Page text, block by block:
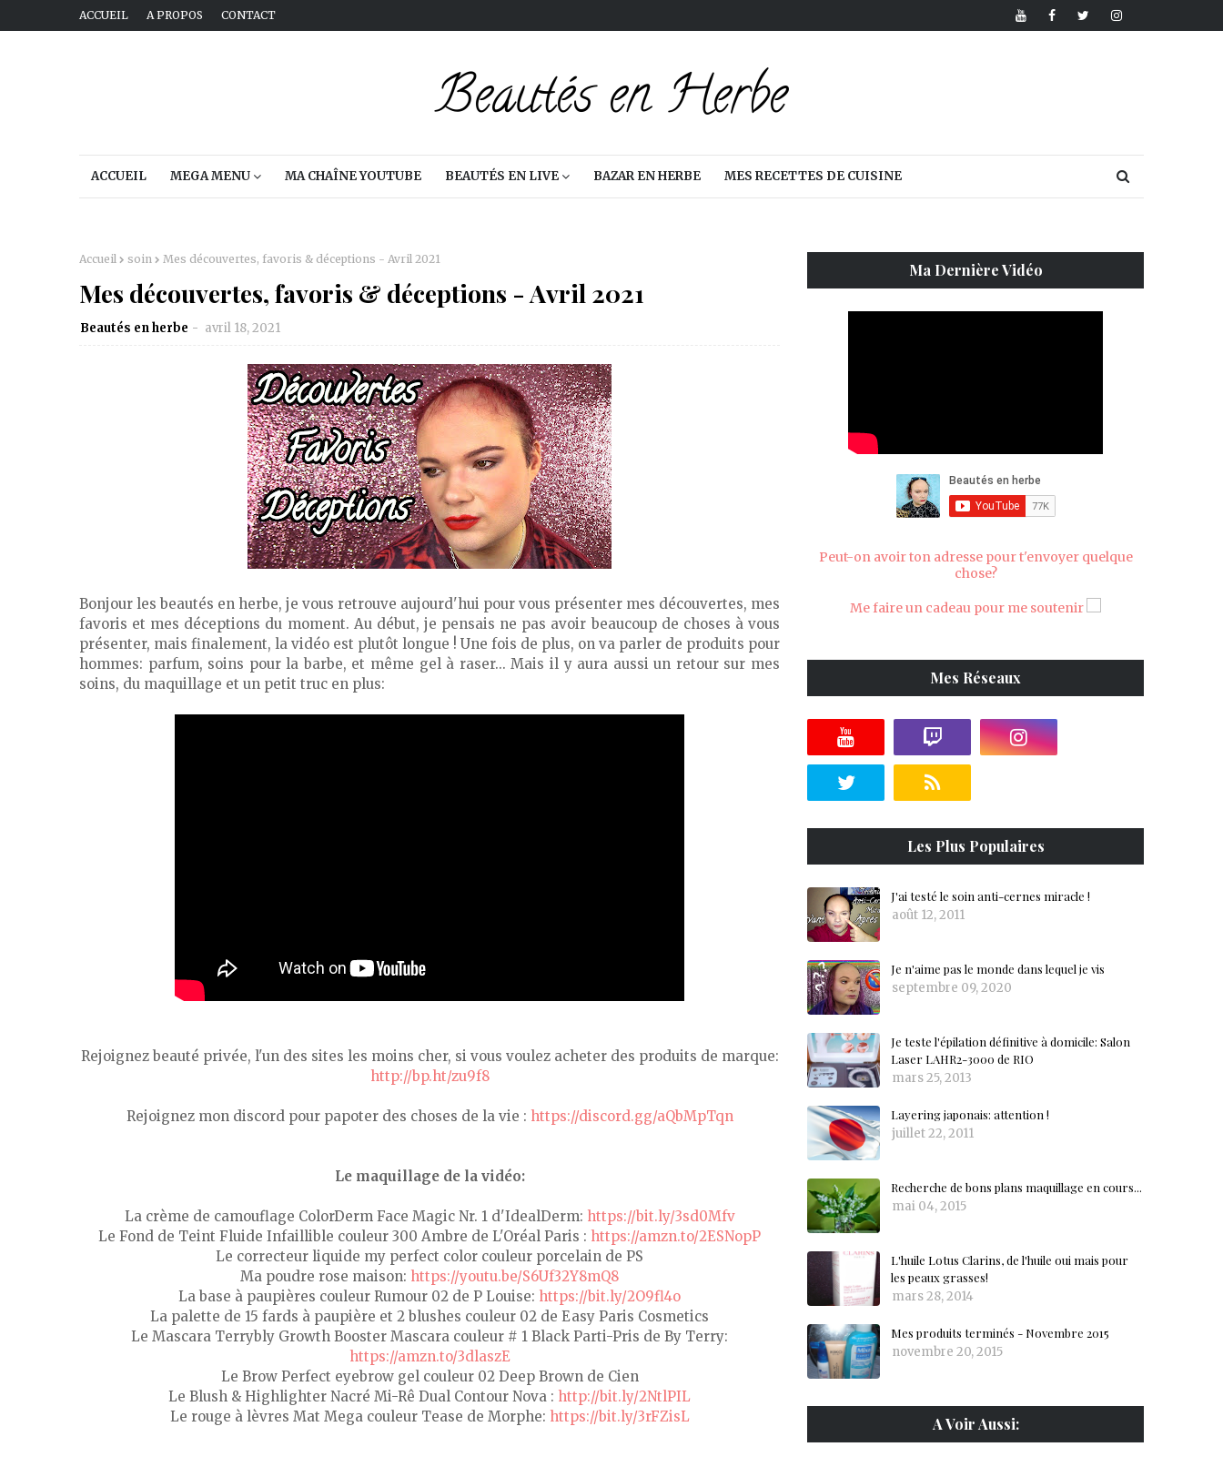
ACCUEIL A PROPOS CONTACT
ACCUEIL MEGA MENU MA CHAÎNE YOUTUBE BEAUTÉS EN LIVE BAZAR EN HERBE MES RECETTES DE CUISINE
Accueil soin Mes découvertes, favoris & déceptions - Avril 2021
Mes découvertes, favoris & déceptions - Avril 2021
Beautés en herbe avril 18, 2021
Bonjour les beautés en herbe, je vous retrouve aujourd'hui pour vous présenter mes découvertes, mes
favoris et mes déceptions du moment. Au début, je pensais ne pas avoir beaucoup de choses à vous
présenter, mais finalement, la vidéo est plutôt longue ! Une fois de plus, on va parler de produits pour
hommes: parfum, soins pour la barbe, et même gel à raser... Mais il y aura aussi un retour sur mes
soins, du maquillage et un petit truc en plus:
Rejoignez beauté privée, l'un des sites les moins cher, si vous voulez acheter des produits de marque:
http://bp.ht/zu9f8
Rejoignez mon discord pour papoter des choses de la vie : https://discord.gg/aQbMpTqn
Le maquillage de la vidéo:
La crème de camouflage ColorDerm Face Magic Nr. 1 d'IdealDerm: https://bit.ly/3sd0Mfv
Le Fond de Teint Fluide Infaillible couleur 300 Ambre de L'Oréal Paris : https://amzn.to/2ESNopP
Le correcteur liquide my perfect color couleur porcelain de PS
Ma poudre rose maison: https://youtu.be/S6Uf32Y8mQ8
La base à paupières couleur Rumour 02 de P Louise: https://bit.ly/2O9fl4o
La palette de 15 fards à paupière et 2 blushes couleur 02 de Easy Paris Cosmetics
Le Mascara Terrybly Growth Booster Mascara couleur # 1 Black Parti-Pris de By Terry:
https://amzn.to/3dlaszE
Le Brow Perfect eyebrow gel couleur 02 Deep Brown de Cien
Le Blush & Highlighter Nacré Mi-Rê Dual Contour Nova : http://bit.ly/2NtlPIL
Le rouge à lèvres Mat Mega couleur Tease de Morphe: https://bit.ly/3rFZisL
Ma Dernière Vidéo
Peut-on avoir ton adresse pour t'envoyer quelque
chose?
Me faire un cadeau pour me soutenir
Mes Réseaux
Les Plus Populaires
J'ai testé le soin anti-cernes miracle !
août 12, 2011
Je n'aime pas le monde dans lequel je vis
septembre 09, 2020
Je teste l'épilation définitive à domicile: Salon
Laser LAHR2-3000 de RIO
mars 25, 2013
Layering japonais: attention !
juillet 22, 2011
Recherche de bons plans maquillage en cours...
mai 04, 2015
L'huile Lotus Clarins, de l'huile oui mais pour
les peaux grasses!
mars 28, 2014
Mes produits terminés - Novembre 2015
novembre 20, 2015
A Voir Aussi: